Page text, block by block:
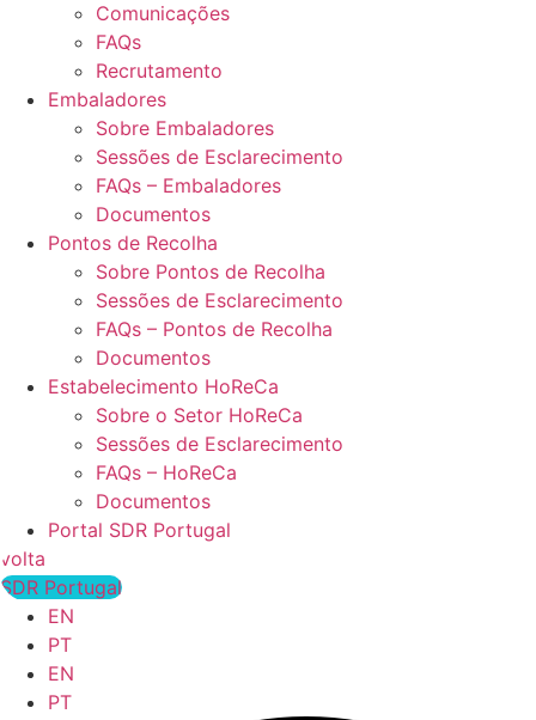
Comunicações
FAQs
Recrutamento
Embaladores
Sobre Embaladores
Sessões de Esclarecimento
FAQs – Embaladores
Documentos
Pontos de Recolha
Sobre Pontos de Recolha
Sessões de Esclarecimento
FAQs – Pontos de Recolha
Documentos
Estabelecimento HoReCa
Sobre o Setor HoReCa
Sessões de Esclarecimento
FAQs – HoReCa
Documentos
Portal SDR Portugal
volta
SDR Portugal
EN
PT
EN
PT